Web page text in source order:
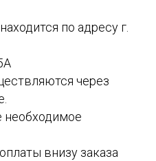
по адресу г.
через
необходимое
внизу заказа